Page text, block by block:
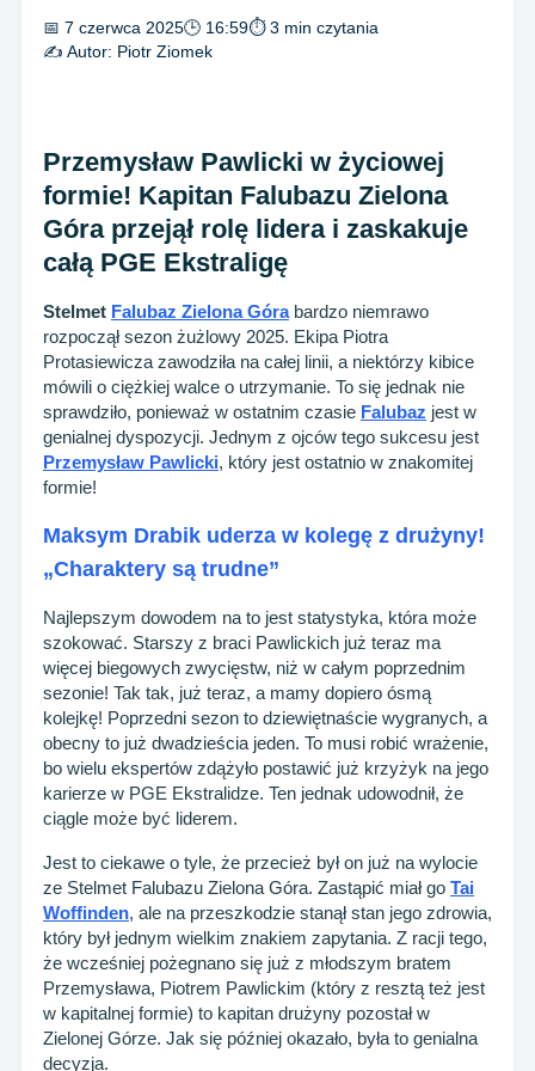
📅 7 czerwca 2025🕒 16:59⏱ 3 min czytania
✍️ Autor: Piotr Ziomek
Przemysław Pawlicki w życiowej
formie! Kapitan Falubazu Zielona
Góra przejął rolę lidera i zaskakuje
całą PGE Ekstraligę
Stelmet Falubaz Zielona Górabardzo niemrawo
rozpoczął sezon żużlowy 2025. Ekipa Piotra
Protasiewicza zawodziła na całej linii, a niektórzy kibice
mówili o ciężkiej walce o utrzymanie. To się jednak nie
sprawdziło, ponieważ w ostatnim czasie Falubaz jest w
genialnej dyspozycji. Jednym z ojców tego sukcesu jest
Przemysław Pawlicki, który jest ostatnio w znakomitej
formie!
Maksym Drabik uderza w kolegę z drużyny!
„Charaktery są trudne”
Najlepszym dowodem na to jest statystyka, która może
szokować. Starszy z braci Pawlickich już teraz ma
więcej biegowych zwycięstw, niż w całym poprzednim
sezonie! Tak tak, już teraz, a mamy dopiero ósmą
kolejkę! Poprzedni sezon to dziewiętnaście wygranych, a
obecny to już dwadzieścia jeden. To musi robić wrażenie,
bo wielu ekspertów zdążyło postawić już krzyżyk na jego
karierze w PGE Ekstralidze. Ten jednak udowodnił, że
ciągle może być liderem.
Jest to ciekawe o tyle, że przecież był on już na wylocie
ze Stelmet Falubazu Zielona Góra. Zastąpić miał go Tai
Woffinden, ale na przeszkodzie stanął stan jego zdrowia,
który był jednym wielkim znakiem zapytania. Z racji tego,
że wcześniej pożegnano się już z młodszym bratem
Przemysława, Piotrem Pawlickim (który z resztą też jest
w kapitalnej formie) to kapitan drużyny pozostał w
Zielonej Górze. Jak się później okazało, była to genialna
decyzja.